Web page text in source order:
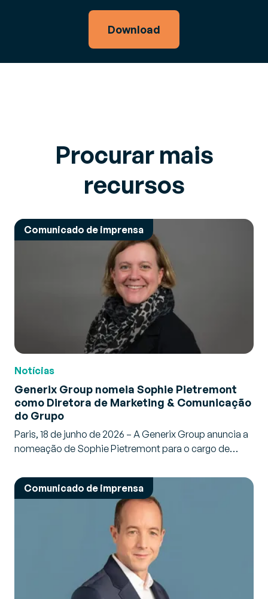
Download
Procurar mais
recursos
Comunicado de imprensa
Notícias
Generix Group nomeia Sophie Pietremont
como Diretora de Marketing & Comunicação
do Grupo
Paris, 18 de junho de 2026 – A Generix Group anuncia a
nomeação de Sophie Pietremont para o cargo de…
Comunicado de imprensa